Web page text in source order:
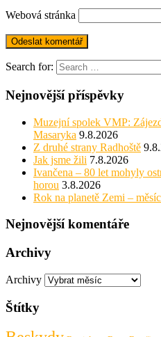
Webová stránka
Search for:
Nejnovější příspěvky
Muzejní spolek VMP:
Masaryka 9.8.2026
Z druhé strany Radhoště
Jak jsme žili 7.8.2026
Ivančena – 80 let mohyly
horou 3.8.2026
Rok na planetě Zemi –
Nejnovější komentáře
Archivy
Archivy
Štítky